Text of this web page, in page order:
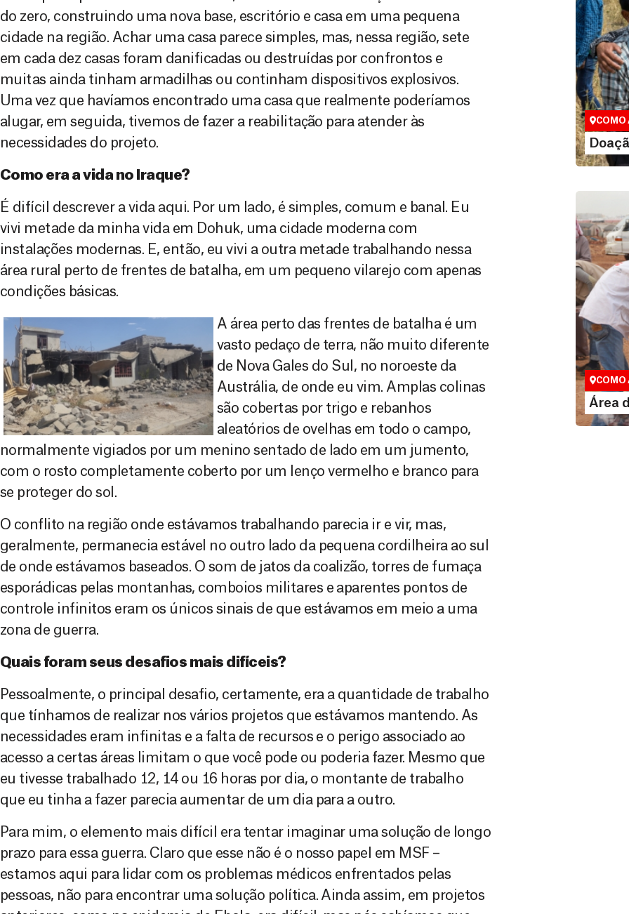
do zero, construindo uma nova base, escritório e casa em uma pequena
cidade na região. Achar uma casa parece simples, mas, nessa região, sete
em cada dez casas foram danificadas ou destruídas por confrontos e
muitas ainda tinham armadilhas ou continham dispositivos explosivos.
Uma vez que havíamos encontrado uma casa que realmente poderíamos
alugar, em seguida, tivemos de fazer a reabilitação para atender às
necessidades do projeto.
Como era a vida no Iraque?
É difícil descrever a vida aqui. Por um lado, é simples, comum e banal. Eu
vivi metade da minha vida em Dohuk, uma cidade moderna com
instalações modernas. E, então, eu vivi a outra metade trabalhando nessa
área rural perto de frentes de batalha, em um pequeno vilarejo com apenas
condições básicas.
A área perto das frentes de batalha é um
vasto pedaço de terra, não muito diferente
de Nova Gales do Sul, no noroeste da
Austrália, de onde eu vim. Amplas colinas
são cobertas por trigo e rebanhos
aleatórios de ovelhas em todo o campo,
normalmente vigiados por um menino sentado de lado em um jumento,
com o rosto completamente coberto por um lenço vermelho e branco para
se proteger do sol.
O conflito na região onde estávamos trabalhando parecia ir e vir, mas,
geralmente, permanecia estável no outro lado da pequena cordilheira ao sul
de onde estávamos baseados. O som de jatos da coalizão, torres de fumaça
esporádicas pelas montanhas, comboios militares e aparentes pontos de
controle infinitos eram os únicos sinais de que estávamos em meio a uma
zona de guerra.
Quais foram seus desafios mais difíceis?
Pessoalmente, o principal desafio, certamente, era a quantidade de trabalho
que tínhamos de realizar nos vários projetos que estávamos mantendo. As
necessidades eram infinitas e a falta de recursos e o perigo associado ao
acesso a certas áreas limitam o que você pode ou poderia fazer. Mesmo que
eu tivesse trabalhado 12, 14 ou 16 horas por dia, o montante de trabalho
que eu tinha a fazer parecia aumentar de um dia para a outro.
Para mim, o elemento mais difícil era tentar imaginar uma solução de longo
prazo para essa guerra. Claro que esse não é o nosso papel em MSF –
estamos aqui para lidar com os problemas médicos enfrentados pelas
pessoas, não para encontrar uma solução política. Ainda assim, em projetos
Você
maneiras,
valor que
COMO
Área
Espaço
COMO
Área